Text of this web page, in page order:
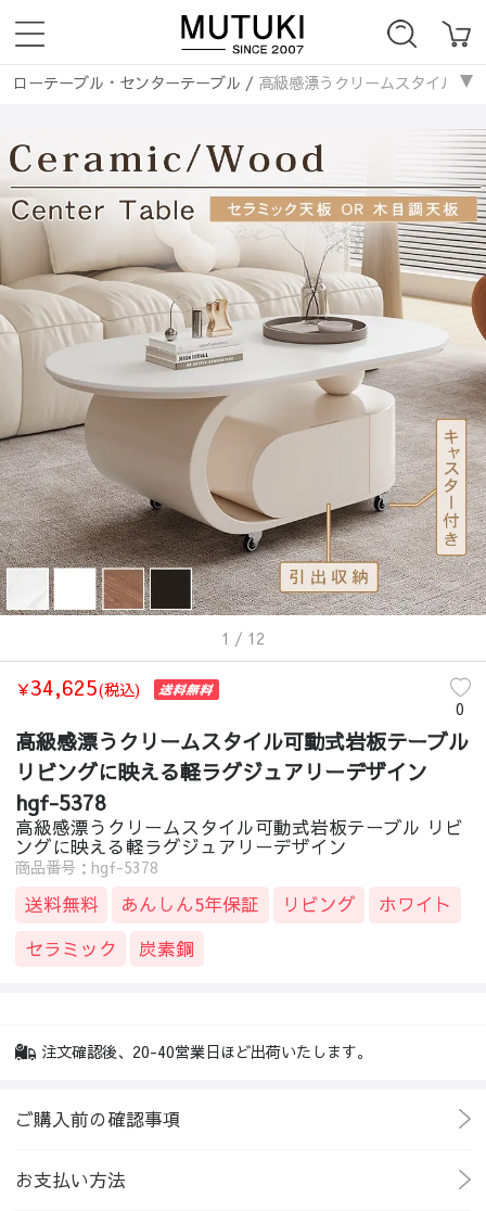
ローテーブル・センターテーブル / 高級感漂うクリームスタイル可
1 / 12
￥34,625(税込)
0
高級感漂うクリームスタイル可動式岩板テーブル
リビングに映える軽ラグジュアリーデザイン
hgf-5378
高級感漂うクリームスタイル可動式岩板テーブル リビ
ングに映える軽ラグジュアリーデザイン
商品番号：hgf-5378
送料無料 あんしん5年保証 リビング
ホワイト
セラミック
炭素鋼
注文確認後、20-40営業日ほど出荷いたします。
ご購入前の確認事項
お支払い方法